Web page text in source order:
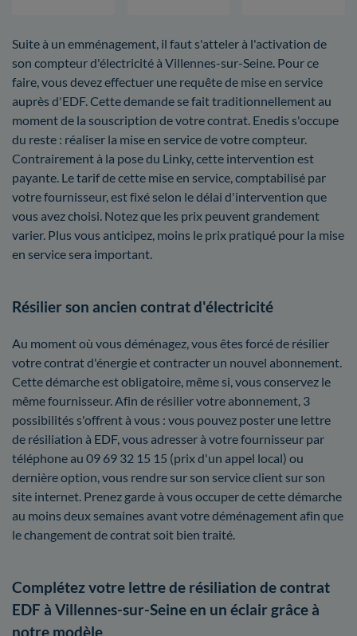
Suite à un emménagement, il faut s'atteler à l'activation de
son compteur d'électricité à Villennes-sur-Seine. Pour ce
faire, vous devez effectuer une requête de mise en service
auprès d'EDF. Cette demande se fait traditionnellement au
moment de la souscription de votre contrat. Enedis s'occupe
du reste : réaliser la mise en service de votre compteur.
Contrairement à la pose du Linky, cette intervention est
payante. Le tarif de cette mise en service, comptabilisé par
votre fournisseur, est fixé selon le délai d'intervention que
vous avez choisi. Notez que les prix peuvent grandement
varier. Plus vous anticipez, moins le prix pratiqué pour la mise
en service sera important.
Résilier son ancien contrat d'électricité
Au moment où vous déménagez, vous êtes forcé de résilier
votre contrat d'énergie et contracter un nouvel abonnement.
Cette démarche est obligatoire, même si, vous conservez le
même fournisseur. Afin de résilier votre abonnement, 3
possibilités s'offrent à vous : vous pouvez poster une lettre
de résiliation à EDF, vous adresser à votre fournisseur par
téléphone au 09 69 32 15 15 (prix d'un appel local) ou
dernière option, vous rendre sur son service client sur son
site internet. Prenez garde à vous occuper de cette démarche
au moins deux semaines avant votre déménagement afin que
le changement de contrat soit bien traité.
Complétez votre lettre de résiliation de contrat
EDF à Villennes-sur-Seine en un éclair grâce à
notre modèle